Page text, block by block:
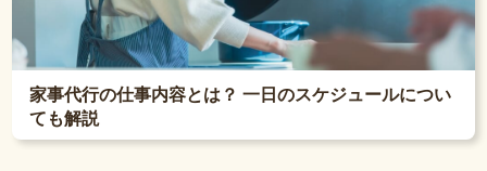
家事代行の仕事内容とは？ 一日のスケジュールについ
ても解説